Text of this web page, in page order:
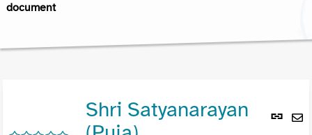
document
Lien
Shri Satyanarayan